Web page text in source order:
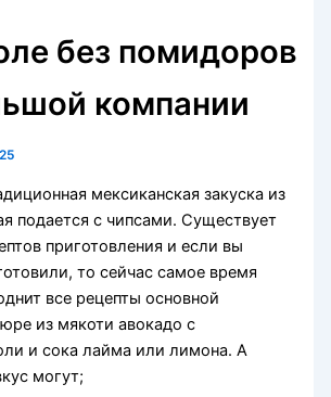
без помидоров
компании
мексиканская закуска из
подается с чипсами. Существует
приготовления и если вы
то сейчас самое время
все рецепты основной
из мякоти авокадо с
и сока лайма или лимона. А
могут;